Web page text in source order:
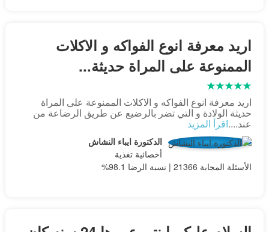
اريد معرفة انوع الفواكه و الاكلات
الممنوعة على المراة حديثة...
اريد معرفة انوع الفواكه و الاكلات الممنوعة على المراة
حديثة الولادة و التي تضر بالرضيع عن طريق الرضاعة من
عند....اقرأ المزيد
الدكتورة ايباء النشاش
أخصائية تغذية
الأسئلة المجابة 21366 | نسبة الرضا 98.1%